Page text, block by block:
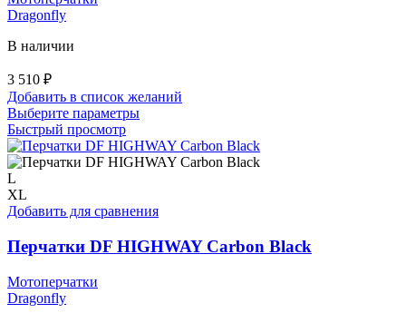
Dragonfly
В наличии
3 510 ₽
Добавить в список желаний
Выберите параметрыЭтот
имеет
несколько
можно
на
странице
Быстрый просмотр
L
XL
Добавить для сравнения
Перчатки DF HIGHWAY Carbon Black
Мотоперчатки
Dragonfly